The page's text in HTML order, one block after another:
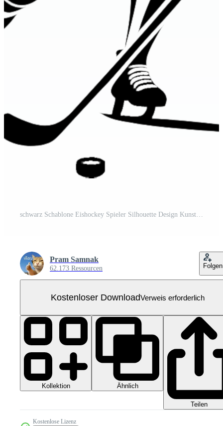
schwarz Schablone Eishockey Spieler Silhouette Design Kunst. . Kostenloses PNG
Pram Samnak
62.173 Ressourcen Folgen
Kostenloser DownloadVerweis erforderlich
Kollektion Ähnlich
Teilen
Kostenlose Lizenz